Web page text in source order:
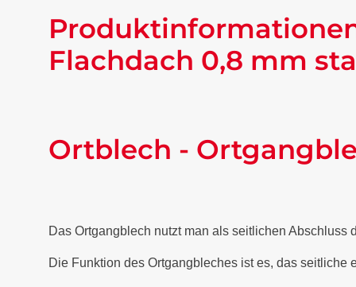
Flachdach 0,8 mm
Ortblech -
Das Ortgangblech nutzt man als seitlichen
Die Funktion des Ortgangbleches ist es, das